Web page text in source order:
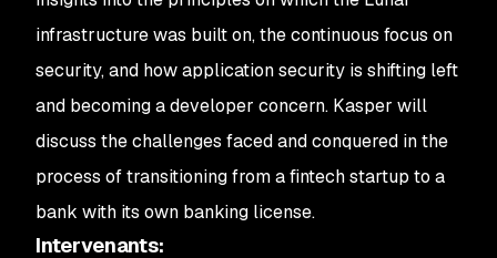
infrastructure was built on, the continuous focus on
security, and how application security is shifting left
and becoming a developer concern. Kasper will
discuss the challenges faced and conquered in the
process of transitioning from a fintech startup to a
bank with its own banking license.
Intervenants: